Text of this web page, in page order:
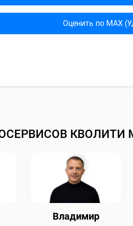
Оценить по MAX
КВОЛИТИ
Владимир